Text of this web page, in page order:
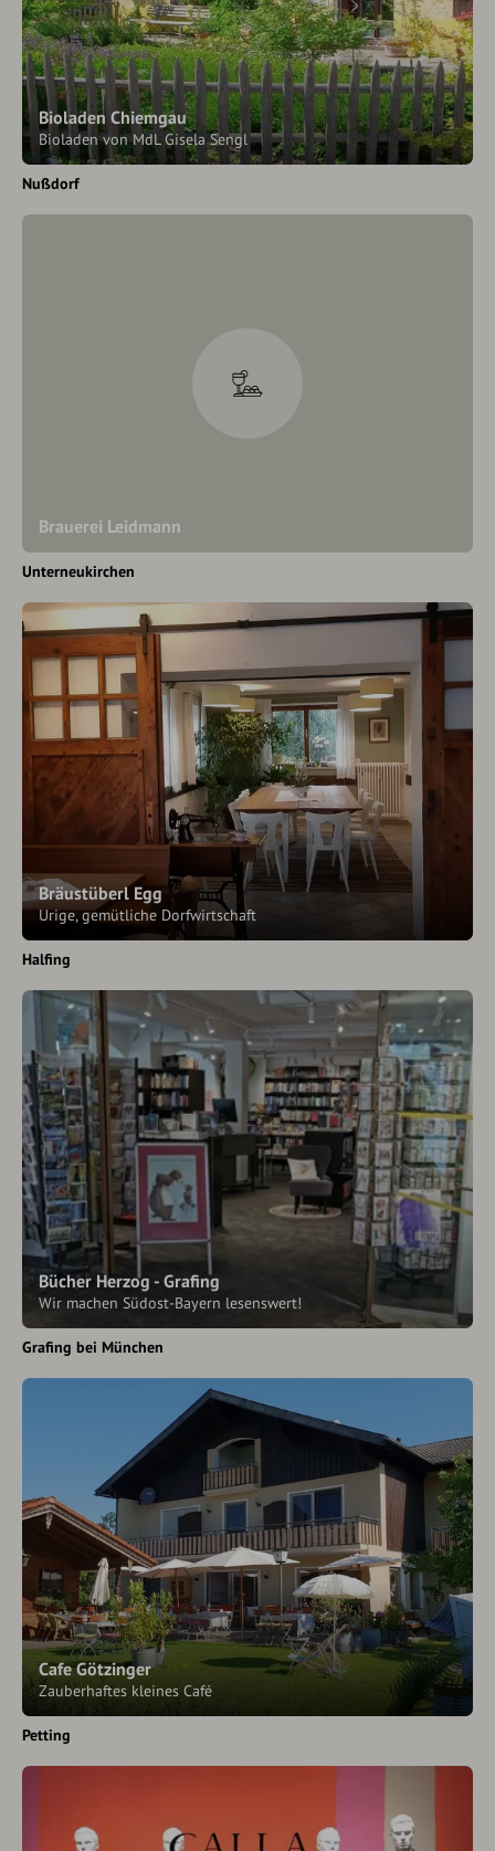
Bioladen Chiemgau
Bioladen von MdL Gisela Sengl
Nußdorf
Brauerei Leidmann
Unterneukirchen
Bräustüberl Egg
Urige, gemütliche Dorfwirtschaft
Halfing
Bücher Herzog - Grafing
Wir machen Südost-Bayern lesenswert!
Grafing bei München
Cafe Götzinger
Zauberhaftes kleines Café
Petting